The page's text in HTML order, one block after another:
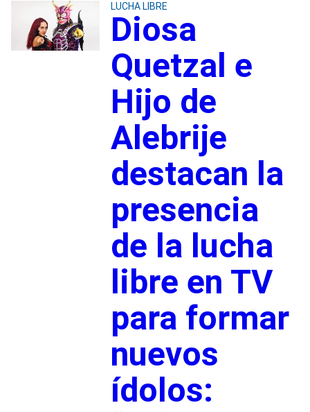
LUCHA LIBRE
Diosa
Quetzal e
Hijo de
Alebrije
destacan la
presencia
de la lucha
libre en TV
para formar
nuevos
ídolos: